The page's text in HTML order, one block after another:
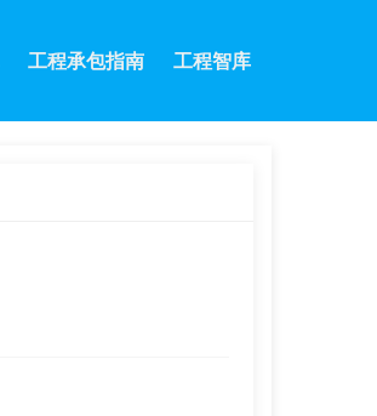
工程承包指南 工程智库